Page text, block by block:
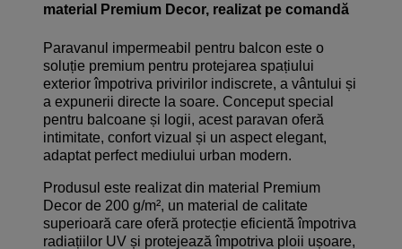
material Premium Decor, realizat pe comandă
Paravanul impermeabil pentru balcon este o
soluție premium pentru protejarea spațiului
exterior împotriva privirilor indiscrete, a vântului și
a expunerii directe la soare. Conceput special
pentru balcoane și logii, acest paravan oferă
intimitate, confort vizual și un aspect elegant,
adaptat perfect mediului urban modern.
Produsul este realizat din material Premium
Decor de 200 g/m², un material de calitate
superioară care oferă protecție eficientă împotriva
radiațiilor UV și protejează împotriva ploii ușoare,